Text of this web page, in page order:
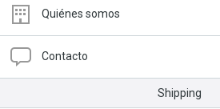
Quiénes somos
Contacto
Shipping